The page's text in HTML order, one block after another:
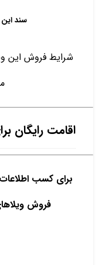
سند این
اقامت رایگان
برای کسب
فروش